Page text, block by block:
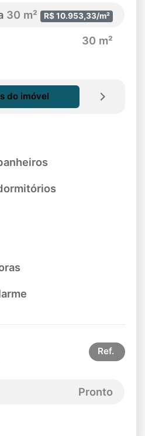
30 m² R$ 10.953,33/m²
30 m²
do imóvel
Ref.
Pronto